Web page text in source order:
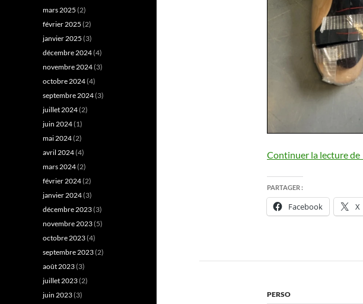
Continuer la lecture de
PARTAGER :
Facebook X
PERSO
mars 2025 (2)
février 2025 (2)
janvier 2025 (3)
décembre 2024(4)
novembre 2024(3)
octobre 2024(4)
septembre 2024(3)
juillet 2024(2)
juin 2024(1)
mai 2024(2)
avril 2024(4)
mars 2024(2)
février 2024(2)
janvier 2024(3)
décembre 2023(3)
novembre 2023(5)
octobre 2023(4)
septembre 2023(2)
août 2023(3)
juillet 2023(2)
juin 2023(3)